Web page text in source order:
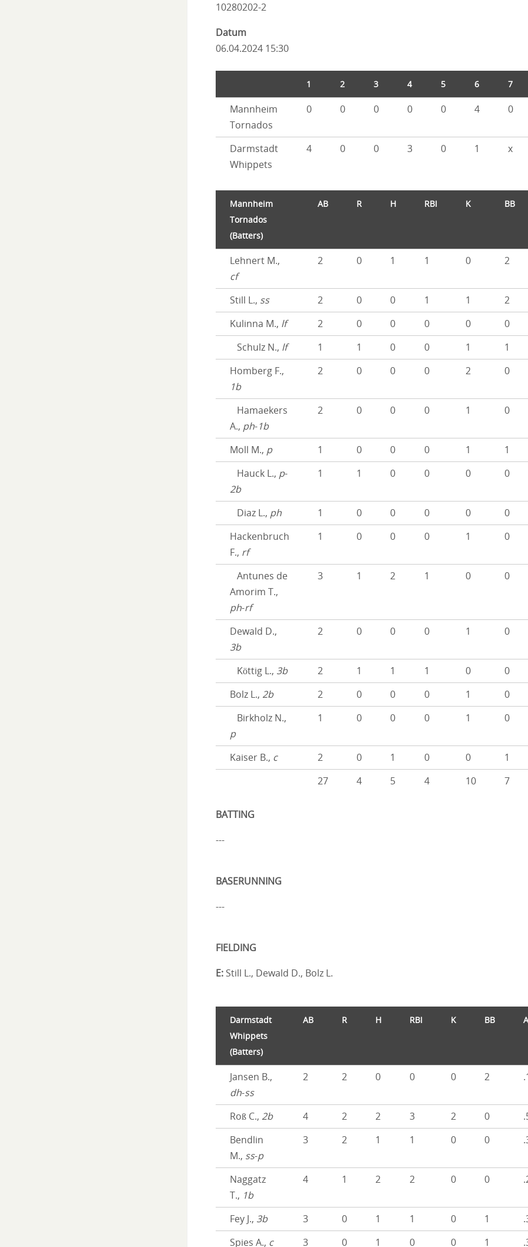
10280202-2
Datum
06.04.2024 15:30
1 2 3 4 5 6 7
Mannheim
Tornados
0 0 0 0 0 4 0
Darmstadt
Whippets
4 0 0 3 0 1 x
Mannheim
Tornados
(Batters)
AB R H RBI K BB
Lehnert M.,
cf
2 0 1 1 0 2
Still L., ss 2 0 0 1 1
2
Kulinna M., lf 2 0 0 0 0
0
Schulz N., lf 1 1 0 0 1
1
Homberg F.,
1b
2 0 0 0 2 0
Hamaekers
A., ph-1b
2 0 0 0 1 0
Moll M., p 1 0 0 0 1
1
Hauck L., p-
2b
1 1 0 0 0 0
Diaz L., ph 1 0 0 0 0
0
Hackenbruch
F., rf
1 0 0 0 1 0
Antunes de
Amorim T.,
ph-rf
3 1 2 1 0 0
Dewald D.,
3b
2 0 0 0 1 0
Köttig L., 3b 2 1 1 1 0
0
Bolz L., 2b 2 0 0 0 1
0
Birkholz N.,
p
1 0 0 0 1 0
Kaiser B., c 2 0 1 0 0
1
27
4 5 4 10 7
BATTING
---
BASERUNNING
---
FIELDING
E: Still L., Dewald D., Bolz L.
Darmstadt
Whippets
(Batters)
AB R H RBI K BB
Jansen B.,
dh-ss
2 2 0 0 0 2
Roß C., 2b 4 2 2 3 2 0
Bendlin
M., ss-p
3 2 1 1 0 0
Naggatz
T., 1b
4 1 2 2 0 0
Fey J., 3b 3 0 1 1 0 1
Spies A., c 3 0 1 0 0 1